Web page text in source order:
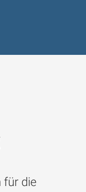
für die